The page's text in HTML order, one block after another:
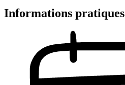
Informations pratiques